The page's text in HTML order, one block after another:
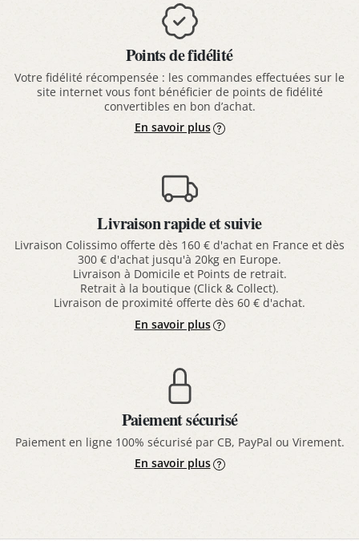
Points de fidélité
Votre fidélité récompensée : les commandes effectuées sur le
site internet vous font bénéficier de points de fidélité
convertibles en bon d’achat.
En savoir plus
Livraison rapide et suivie
Livraison Colissimo offerte dès 160 € d'achat en France et dès
300 € d'achat jusqu'à 20kg en Europe.
Livraison à Domicile et Points de retrait.
Retrait à la boutique (Click & Collect).
Livraison de proximité offerte dès 60 € d'achat.
En savoir plus
Paiement sécurisé
Paiement en ligne 100% sécurisé par CB, PayPal ou Virement.
En savoir plus